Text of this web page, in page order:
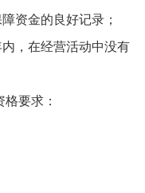
资金的良好记录；
，在经营活动中没有
要求：